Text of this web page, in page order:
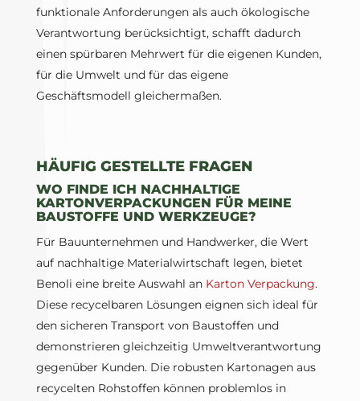
funktionale Anforderungen als auch ökologische
Verantwortung berücksichtigt, schafft dadurch
einen spürbaren Mehrwert für die eigenen Kunden,
für die Umwelt und für das eigene
Geschäftsmodell gleichermaßen.
HÄUFIG GESTELLTE FRAGEN
WO FINDE ICH NACHHALTIGE
KARTONVERPACKUNGEN FÜR MEINE
BAUSTOFFE UND WERKZEUGE?
Für Bauunternehmen und Handwerker, die Wert
auf nachhaltige Materialwirtschaft legen, bietet
Benoli eine breite Auswahl an Karton Verpackung.
Diese recycelbaren Lösungen eignen sich ideal für
den sicheren Transport von Baustoffen und
demonstrieren gleichzeitig Umweltverantwortung
gegenüber Kunden. Die robusten Kartonagen aus
recycelten Rohstoffen können problemlos in